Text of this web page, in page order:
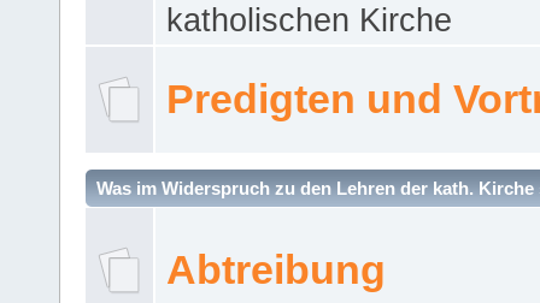
katholischen Kirche
Predigten und
Was im Widerspruch zu den Lehren der kath. Kirche
Abtreibung